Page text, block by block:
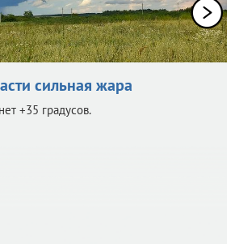
сильная жара
+35 градусов.